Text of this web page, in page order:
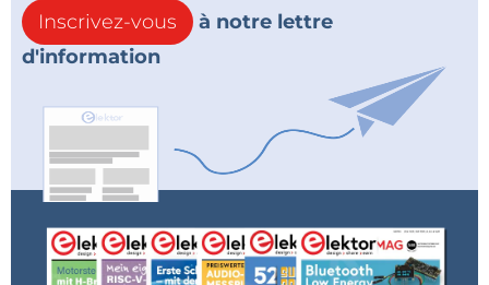
Inscrivez-vous
à notre lettre
d'information